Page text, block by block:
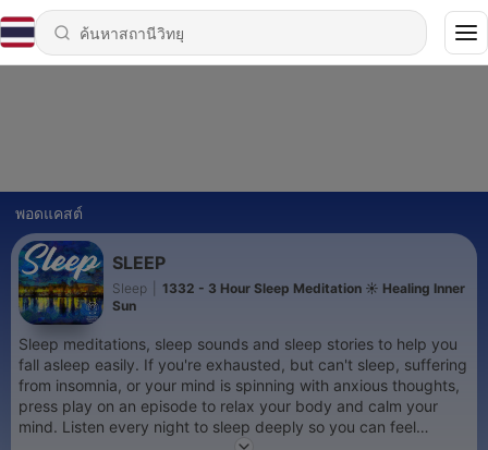
พอดแคสต์
SLEEP
Sleep
1332 - 3 Hour Sleep Meditation ☀️ Healing Inner
Sun
Sleep meditations, sleep sounds and sleep stories to help you
fall asleep easily. If you're exhausted, but can't sleep, suffering
from insomnia, or your mind is spinning with anxious thoughts,
press play on an episode to relax your body and calm your
mind. Listen every night to sleep deeply so you can feel